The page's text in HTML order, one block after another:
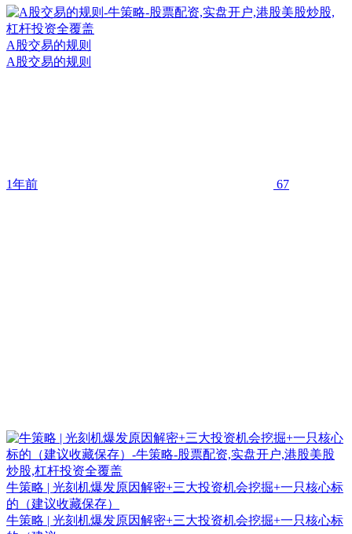
A股交易的规则
A股交易的规则
1年前 67
牛策略 | 光刻机爆发原因解密+三大投资机会挖掘+一只核心标
的（建议收藏保存）
牛策略 | 光刻机爆发原因解密+三大投资机会挖掘+一只核心标